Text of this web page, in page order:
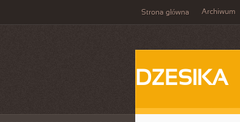
Strona główna Archiwum
DZESIKA